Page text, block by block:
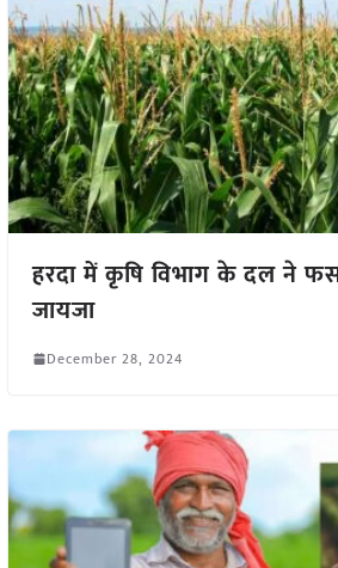
हरदा में कृषि विभाग के दल ने
जायजा
December 28, 2024